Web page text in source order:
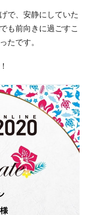
で、安静にしていた
も前向きに過ごすこ
たです。